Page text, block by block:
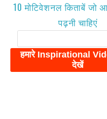
10 मोटिवेशनल किताबें जो
पढ़नी चाहिएं